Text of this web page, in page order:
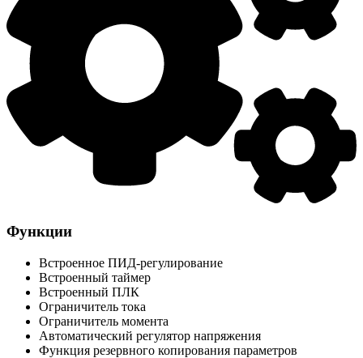
Функции
Встроенное ПИД-регулирование
Встроенный таймер
Встроенный ПЛК
Ограничитель тока
Ограничитель момента
Автоматический регулятор напряжения
Функция резервного копирования параметров